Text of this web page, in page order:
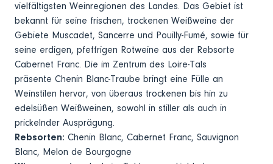
vielfältigsten Weinregionen des Landes. Das Gebiet ist
bekannt für seine frischen, trockenen Weißweine der
Gebiete Muscadet, Sancerre und Pouilly-Fumé, sowie für
seine erdigen, pfeffrigen Rotweine aus der Rebsorte
Cabernet Franc. Die im Zentrum des Loire-Tals
präsente Chenin Blanc-Traube bringt eine Fülle an
Weinstilen hervor, von überaus trockenen bis hin zu
edelsüßen Weißweinen, sowohl in stiller als auch in
prickelnder Ausprägung.
Rebsorten: Chenin Blanc, Cabernet Franc, Sauvignon
Blanc, Melon de Bourgogne